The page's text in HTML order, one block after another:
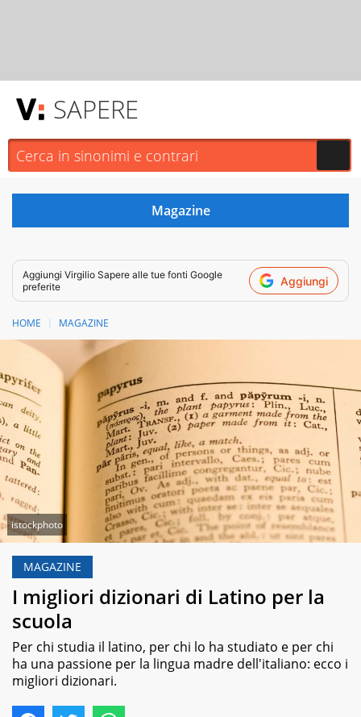
SAPERE
Aggiungi Virgilio Sapere alle tue fonti Google
preferite
Aggiungi
HOME MAGAZINE
istockphoto
MAGAZINE
I migliori dizionari di Latino per la
scuola
Per chi studia il latino, per chi lo ha studiato e per chi
ha una passione per la lingua madre dell'italiano: ecco i
migliori dizionari.